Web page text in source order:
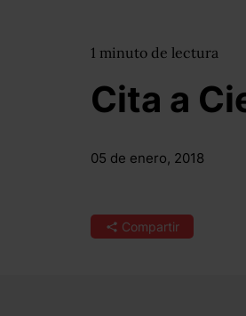
1 minuto de lectura
Cita a
05 de enero, 2018
Compartir